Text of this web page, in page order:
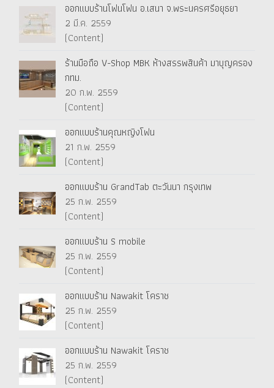
ออกแบบร้านโฟนโฟน อ.เสนา จ.พระนครศรีอยุธยา
2 มี.ค. 2559
(Content)
ร้านมือถือ V-Shop MBK ห้างสรรพสินค้า มาบุญครอง
กทม.
20 ก.พ. 2559
(Content)
ออกแบบร้านคุณหญิงโฟน
21 ก.พ. 2559
(Content)
ออกแบบร้าน GrandTab ตะวันนา กรุงเทพ
25 ก.พ. 2559
(Content)
ออกแบบร้าน S mobile
25 ก.พ. 2559
(Content)
ออกแบบร้าน Nawakit โคราช
25 ก.พ. 2559
(Content)
ออกแบบร้าน Nawakit โคราช
25 ก.พ. 2559
(Content)